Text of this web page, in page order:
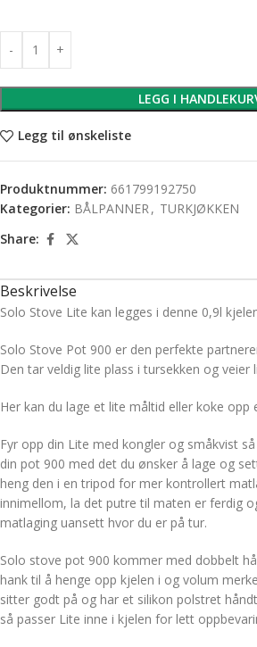
LEGG I
Legg til ønskeliste
Produktnummer: 661799192750
Kategorier: BÅLPANNER, TURKJØKKEN
Share:
Beskrivelse
Solo Stove Lite kan legges i denne 0,9l
Solo Stove Pot 900 er den perfekte
Den tar veldig lite plass i tursekken og veier
Her kan du lage et lite måltid eller koke opp
Fyr opp din Lite med kongler og småkvist
din pot 900 med det du ønsker å lage og
heng den i en tripod for mer kontrollert
innimellom, la det putre til maten er ferdig
matlaging uansett hvor du er på tur.
Solo stove pot 900 kommer med dobbelt
hank til å henge opp kjelen i og volum
sitter godt på og har et silikon polstret
så passer Lite inne i kjelen for lett